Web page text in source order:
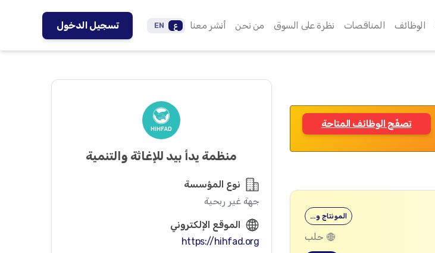
الوظائف المناقصات نظرة على السوق من نحن أنشر معنا ع EN تسجيل الدخول
تصفّح الوظائف المتاحة
المونتاج و…
حلب
منظمة يدأ بيد للإغاثة والتنمية
نوع المؤسسة
جهة غير ربحية
الموقع الإلكتروني
https://hihfad.org